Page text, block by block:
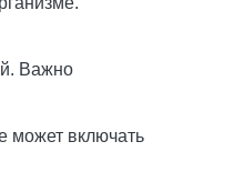
Важно
может включать